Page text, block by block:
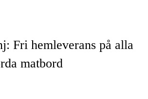
Fri hemleverans på alla
matbord